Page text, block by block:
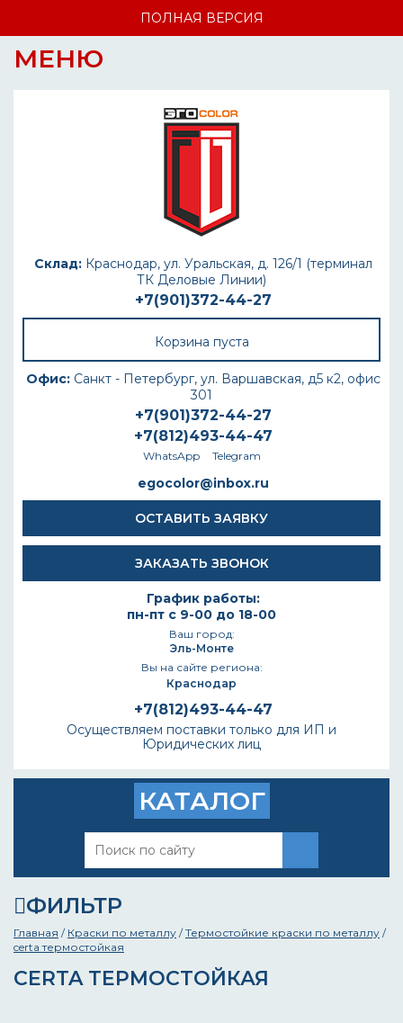
ПОЛНАЯ ВЕРСИЯ
МЕНЮ
Склад: Краснодар, ул. Уральская, д. 126/1 (терминал
ТК Деловые Линии)
+7(901)372-44-27
Корзина пуста
Офис: Санкт - Петербург, ул. Варшавская, д5 к2, офис
301
+7(901)372-44-27
+7(812)493-44-47
WhatsApp Telegram
egocolor@inbox.ru
ОСТАВИТЬ ЗАЯВКУ
ЗАКАЗАТЬ ЗВОНОК
График работы:
пн-пт с 9-00 до 18-00
Ваш город:
Эль-Монте
Вы на сайте региона:
Краснодар
+7(812)493-44-47
Осуществляем поставки только для ИП и
Юридических лиц
КАТАЛОГ
ФИЛЬТР
Главная / Краски по металлу /Термостойкие краски по металлу /
certa термостойкая
CERTA ТЕРМОСТОЙКАЯ